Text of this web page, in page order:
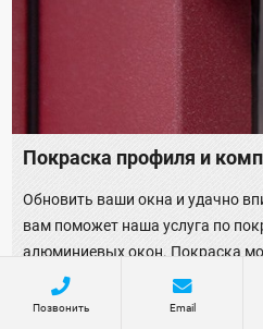
Покраска профиля и
Обновить ваши окна и удачно
вам поможет наша услуга по
алюминиевых окон. Покраска
демонтажа конструкций, прямо
никак не повлияет на качество
Позвонить Email